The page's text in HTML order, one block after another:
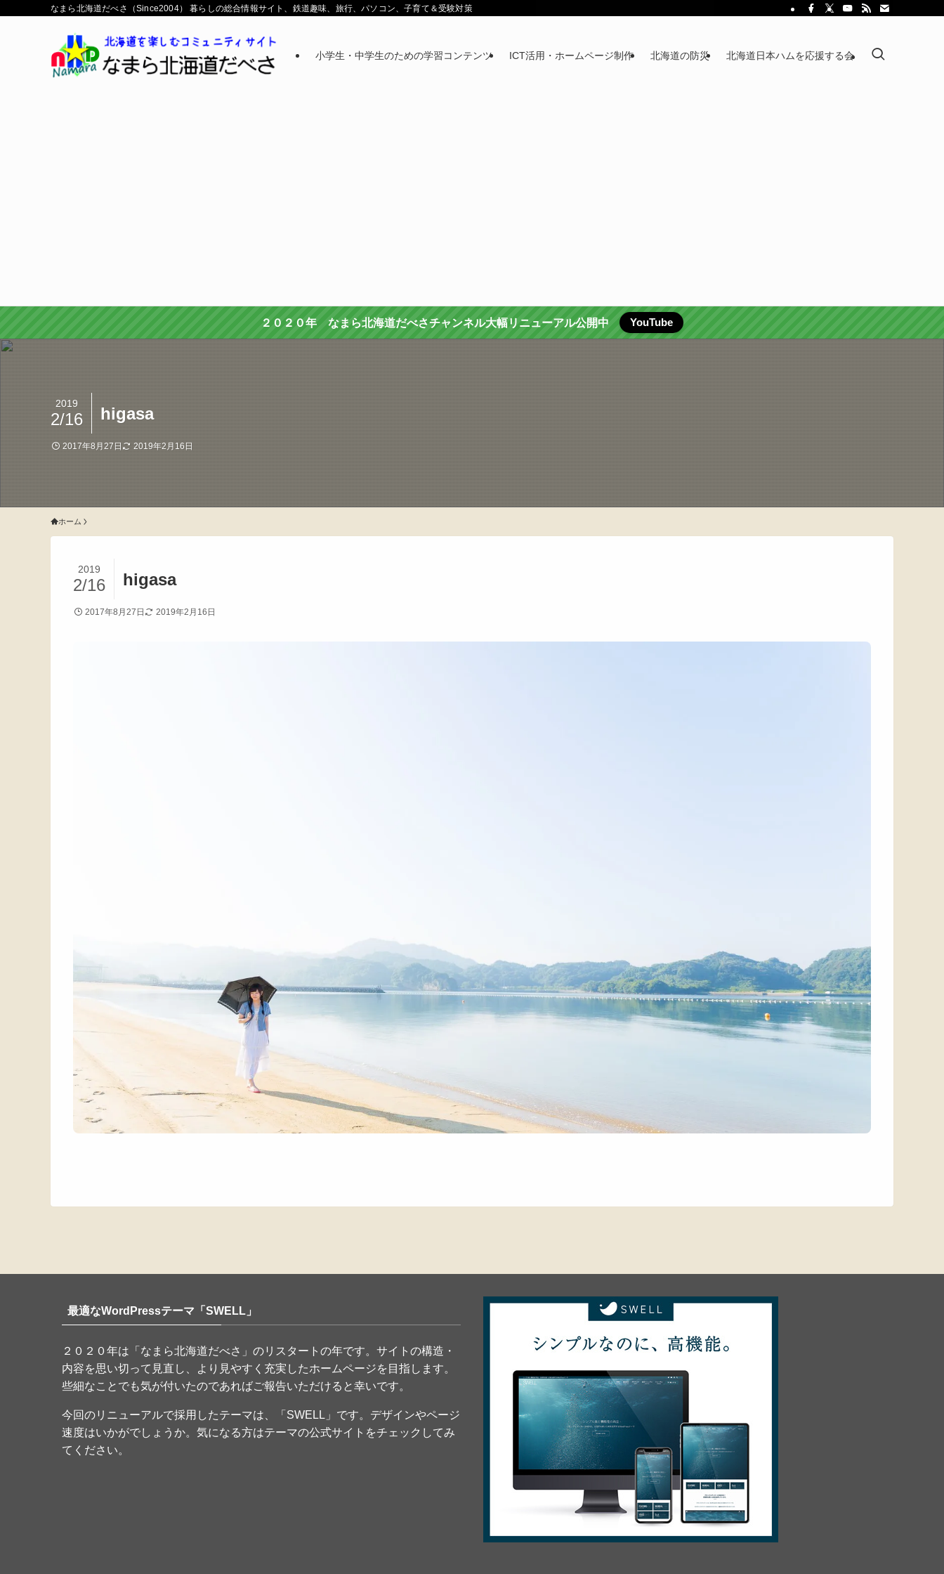
なまら北海道だべさ（Since2004） 暮らしの総合情報サイト、鉄道趣味、旅行、パソコン、子育て＆受験対策
小学生・中学生のための学習コンテンツ ICT活用・ホームページ制作 北海道の防災 北海道日本ハムを応援する会
２０２０年 なまら北海道だべさチャンネル大幅リニューアル公開中 YouTube
higasa
2019
2/16
2017年8月27日 2019年2月16日
ホーム
higasa
2019
2/16
2017年8月27日 2019年2月16日
最適なWordPressテーマ「SWELL」
２０２０年は「なまら北海道だべさ」のリスタートの年です。サイトの構造・
内容を思い切って見直し、より見やすく充実したホームページを目指します。
些細なことでも気が付いたのであればご報告いただけると幸いです。
今回のリニューアルで採用したテーマは、「SWELL」です。デザインやページ
速度はいかがでしょうか。気になる方はテーマの公式サイトをチェックしてみ
てください。